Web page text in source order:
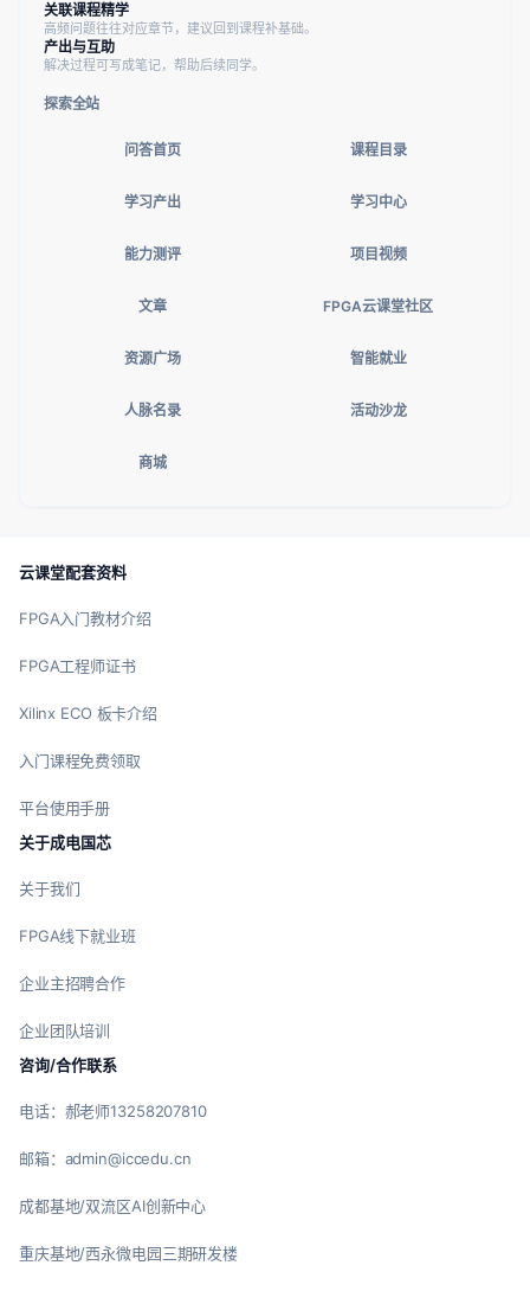
关联课程精学
高频问题往往对应章节，建议回到课程补基础。
产出与互助
解决过程可写成笔记，帮助后续同学。
探索全站
问答首页 课程目录
学习产出 学习中心
能力测评 项目视频
文章 FPGA云课堂社区
资源广场 智能就业
人脉名录 活动沙龙
商城
云课堂配套资料
FPGA入门教材介绍
FPGA工程师证书
Xilinx ECO 板卡介绍
入门课程免费领取
平台使用手册
关于成电国芯
关于我们
FPGA线下就业班
企业主招聘合作
企业团队培训
咨询/合作联系
电话：郝老师13258207810
邮箱：admin@iccedu.cn
成都基地/双流区AI创新中心
重庆基地/西永微电园三期研发楼